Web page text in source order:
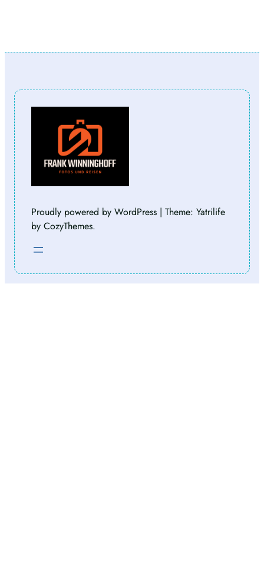
Proudly powered by WordPress | Theme: Yatrilife
by CozyThemes.